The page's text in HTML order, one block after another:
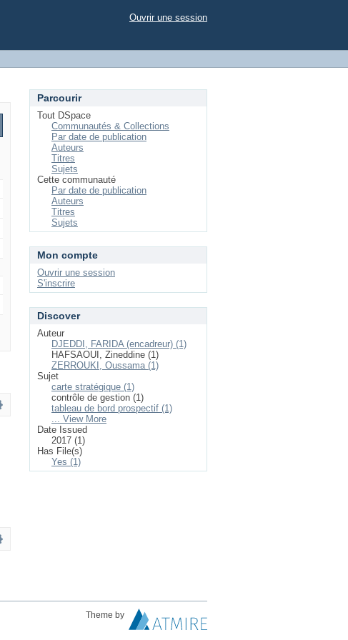
Ouvrir une session
Parcourir
Tout DSpace
Communautés & Collections
Par date de publication
Auteurs
Titres
Sujets
Cette communauté
Par date de publication
Auteurs
Titres
Sujets
Mon compte
Ouvrir une session
S'inscrire
Discover
Auteur
DJEDDI, FARIDA (encadreur) (1)
HAFSAOUI, Zineddine (1)
ZERROUKI, Oussama (1)
Sujet
carte stratégique (1)
contrôle de gestion (1)
tableau de bord prospectif (1)
... View More
Date Issued
2017 (1)
Has File(s)
Yes (1)
Theme by